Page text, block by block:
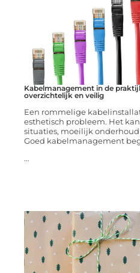
Kabelmanagement in de
overzichtelijk en veilig
Een rommelige
esthetisch probleem. Het
situaties, moeilijk
Goed kabelmanagement
...